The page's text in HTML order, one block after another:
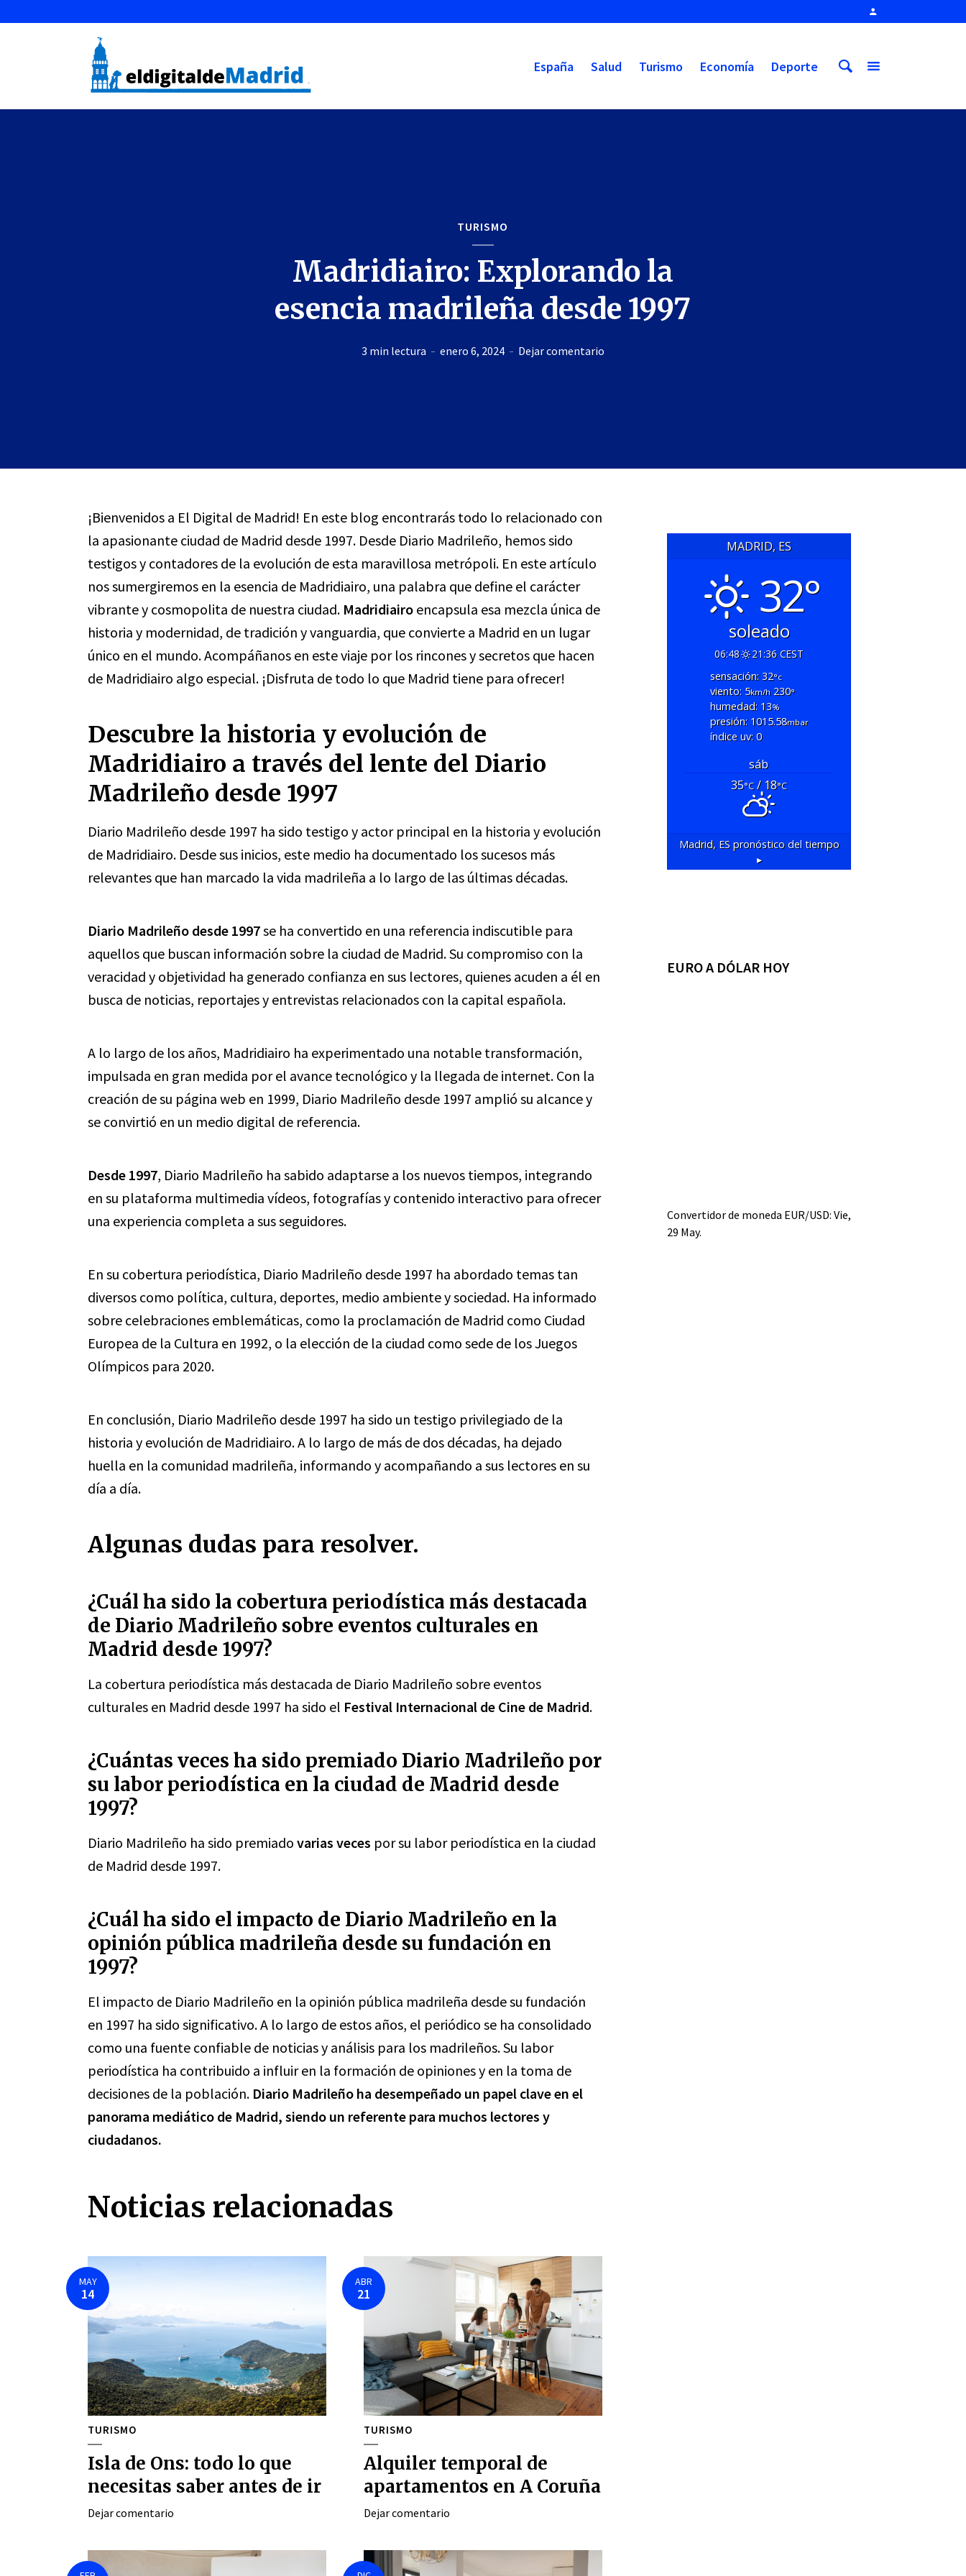
España Salud Turismo Economía Deporte
TURISMO
Madridiairo: Explorando la
esencia madrileña desde 1997
3 min lectura enero 6, 2024 Dejar comentario
¡Bienvenidos a El Digital de Madrid! En este blog encontrarás todo lo relacionado con
la apasionante ciudad de Madrid desde 1997. Desde Diario Madrileño, hemos sido
testigos y contadores de la evolución de esta maravillosa metrópoli. En este artículo
nos sumergiremos en la esencia de Madridiairo, una palabra que define el carácter
vibrante y cosmopolita de nuestra ciudad. Madridiairo encapsula esa mezcla única de
historia y modernidad, de tradición y vanguardia, que convierte a Madrid en un lugar
único en el mundo. Acompáñanos en este viaje por los rincones y secretos que hacen
de Madridiairo algo especial. ¡Disfruta de todo lo que Madrid tiene para ofrecer!
Descubre la historia y evolución de
Madridiairo a través del lente del Diario
Madrileño desde 1997
Diario Madrileño desde 1997 ha sido testigo y actor principal en la historia y evolución
de Madridiairo. Desde sus inicios, este medio ha documentado los sucesos más
relevantes que han marcado la vida madrileña a lo largo de las últimas décadas.
Diario Madrileño desde 1997se ha convertido en una referencia indiscutible para
aquellos que buscan información sobre la ciudad de Madrid. Su compromiso con la
veracidad y objetividad ha generado confianza en sus lectores, quienes acuden a él en
busca de noticias, reportajes y entrevistas relacionados con la capital española.
A lo largo de los años, Madridiairo ha experimentado una notable transformación,
impulsada en gran medida por el avance tecnológico y la llegada de internet. Con la
creación de su página web en 1999, Diario Madrileño desde 1997 amplió su alcance y
se convirtió en un medio digital de referencia.
Desde 1997, Diario Madrileño ha sabido adaptarse a los nuevos tiempos, integrando
en su plataforma multimedia vídeos, fotografías y contenido interactivo para ofrecer
una experiencia completa a sus seguidores.
En su cobertura periodística, Diario Madrileño desde 1997 ha abordado temas tan
diversos como política, cultura, deportes, medio ambiente y sociedad. Ha informado
sobre celebraciones emblemáticas, como la proclamación de Madrid como Ciudad
Europea de la Cultura en 1992, o la elección de la ciudad como sede de los Juegos
Olímpicos para 2020.
En conclusión, Diario Madrileño desde 1997 ha sido un testigo privilegiado de la
historia y evolución de Madridiairo. A lo largo de más de dos décadas, ha dejado
huella en la comunidad madrileña, informando y acompañando a sus lectores en su
día a día.
Algunas dudas para resolver.
¿Cuál ha sido la cobertura periodística más destacada
de Diario Madrileño sobre eventos culturales en
Madrid desde 1997?
La cobertura periodística más destacada de Diario Madrileño sobre eventos
culturales en Madrid desde 1997 ha sido el Festival Internacional de Cine de Madrid.
¿Cuántas veces ha sido premiado Diario Madrileño por
su labor periodística en la ciudad de Madrid desde
1997?
Diario Madrileño ha sido premiado varias veces por su labor periodística en la ciudad
de Madrid desde 1997.
¿Cuál ha sido el impacto de Diario Madrileño en la
opinión pública madrileña desde su fundación en
1997?
El impacto de Diario Madrileño en la opinión pública madrileña desde su fundación
en 1997 ha sido significativo. A lo largo de estos años, el periódico se ha consolidado
como una fuente confiable de noticias y análisis para los madrileños. Su labor
periodística ha contribuido a influir en la formación de opiniones y en la toma de
decisiones de la población. Diario Madrileño ha desempeñado un papel clave en el
panorama mediático de Madrid, siendo un referente para muchos lectores y
ciudadanos.
Noticias relacionadas
MAY
14
TURISMO
Isla de Ons: todo lo que
necesitas saber antes de ir
Dejar comentario
ABR
21
TURISMO
Alquiler temporal de
apartamentos en A Coruña
Dejar comentario
MADRID, ES
32°
soleado
06:48
21:36 CEST
sensación: 32°c
viento: 5km/h230°
humedad: 13%
presión: 1015.58mbar
índice uv: 0
sáb
35°C/ 18°C
Madrid, ESpronóstico del tiempo
▸
EURO A DÓLAR HOY
Convertidor de moneda EUR/USD: Vie,
29 May.